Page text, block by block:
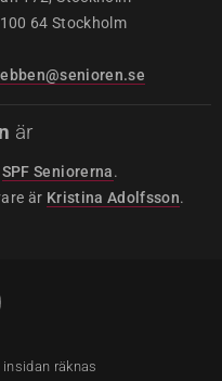
64 Stockholm
är
SPF Seniorerna.
är Kristina Adolfsson.
räknas